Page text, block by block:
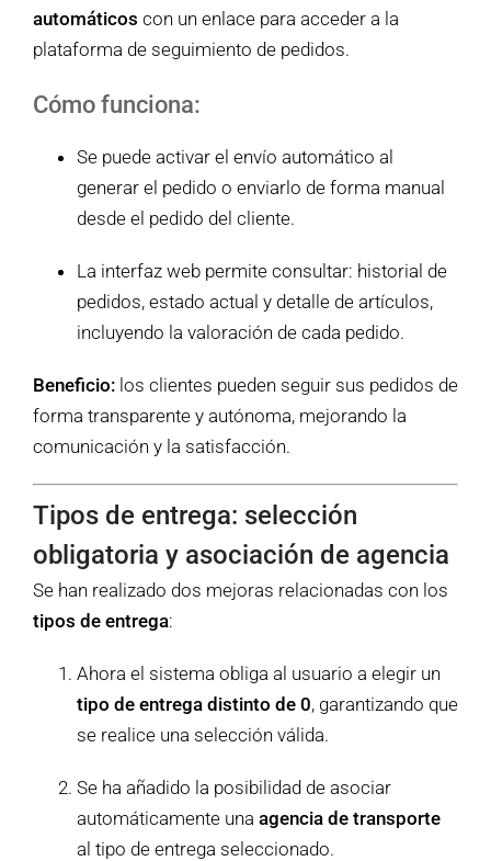
automáticos con un enlace para acceder a la
plataforma de seguimiento de pedidos.
Cómo funciona:
Se puede activar el envío automático al
generar el pedido o enviarlo de forma manual
desde el pedido del cliente.
La interfaz web permite consultar: historial de
pedidos, estado actual y detalle de artículos,
incluyendo la valoración de cada pedido.
Beneficio: los clientes pueden seguir sus pedidos de
forma transparente y autónoma, mejorando la
comunicación y la satisfacción.
Tipos de entrega: selección
obligatoria y asociación de agencia
Se han realizado dos mejoras relacionadas con los
tipos de entrega:
Ahora el sistema obliga al usuario a elegir un
tipo de entrega distinto de 0, garantizando que
se realice una selección válida.
Se ha añadido la posibilidad de asociar
automáticamente una agencia de transporte
al tipo de entrega seleccionado.